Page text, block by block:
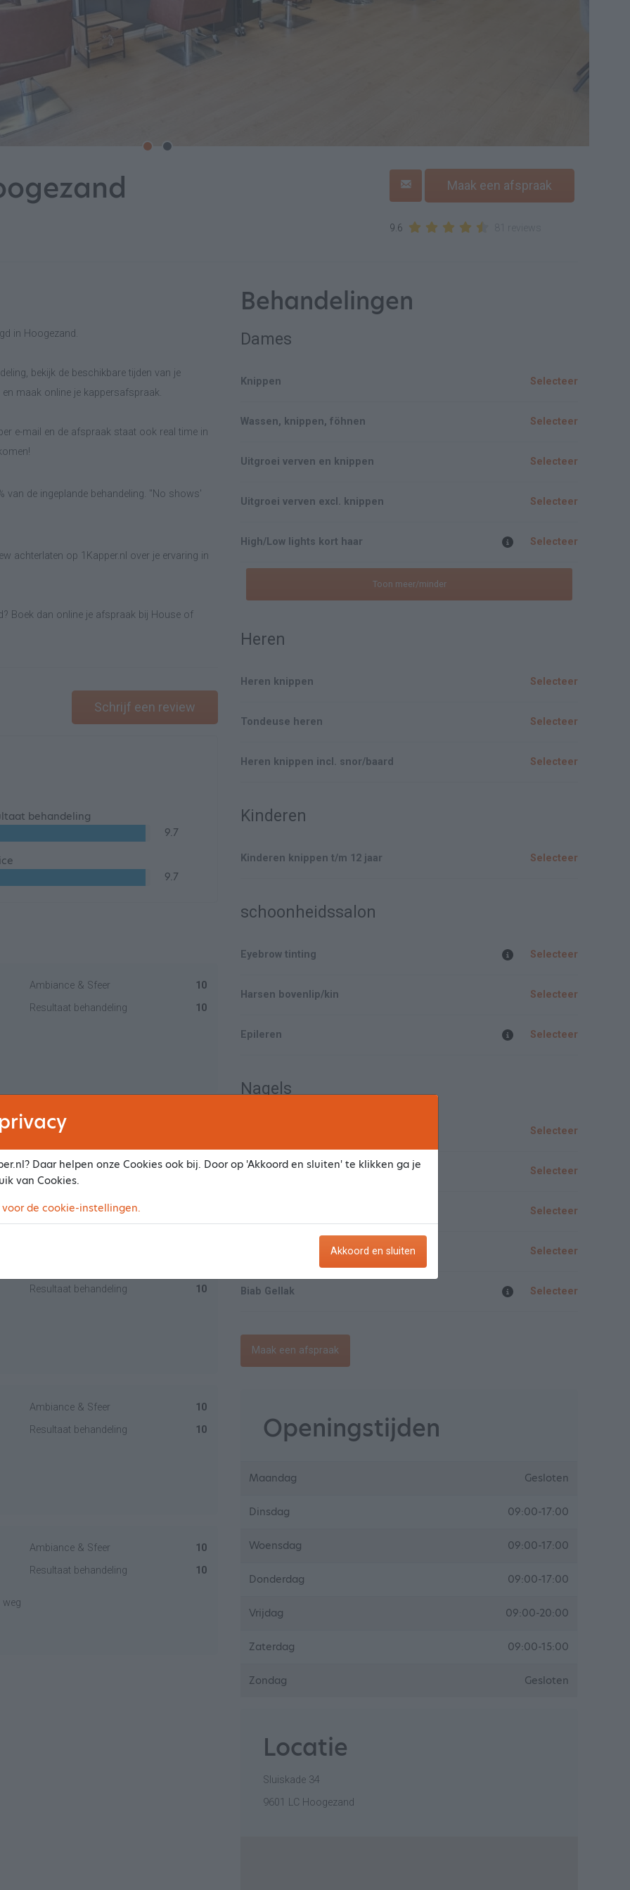
Maak een afspraak
9.6
in Hoogezand.
bekijk de beschikbare tijden van je
maak online je kappersafspraak.
e-mail en de afspraak staat ook real time in
van de ingeplande behandeling. "No shows'
achterlaten op 1Kapper.nl over je ervaring in
Boek dan online je afspraak bij House of
Schrijf een review
behandeling
9.7
9.7
Ambiance & Sfeer
10
Resultaat behandeling 10
Ambiance & Sfeer
Resultaat behandeling 10
Resultaat behandeling 10
Ambiance & Sfeer
10
Resultaat behandeling 10
Ambiance & Sfeer
10
Resultaat behandeling 10
weg
Behandelingen
Dames
Knippen Selecteer
Wassen, knippen, föhnen Selecteer
Uitgroei verven en knippen Selecteer
Uitgroei verven excl. knippen Selecteer
High/Low lights kort haar Selecteer
Toon meer/minder
Heren
Heren knippen Selecteer
Tondeuse heren Selecteer
Heren knippen incl. snor/baard Selecteer
Kinderen
Kinderen knippen t/m 12 jaar Selecteer
schoonheidssalon
Eyebrow tinting Selecteer
Harsen bovenlip/kin Selecteer
Epileren Selecteer
Nagels
Selecteer
Gellak Selecteer
Selecteer
Selecteer
Biab Gellak Selecteer
Maak een afspraak
Openingstijden
Maandag Gesloten
Dinsdag 09:00-17:00
Woensdag 09:00-17:00
Donderdag 09:00-17:00
Vrijdag 09:00-20:00
Zaterdag 09:00-15:00
Zondag Gesloten
Locatie
Sluiskade 34
9601 LC Hoogezand
Daar helpen onze Cookies ook bij. Door op 'Akkoord en sluiten' te klikken ga je
van Cookies.
de cookie-instellingen.
Akkoord en sluiten